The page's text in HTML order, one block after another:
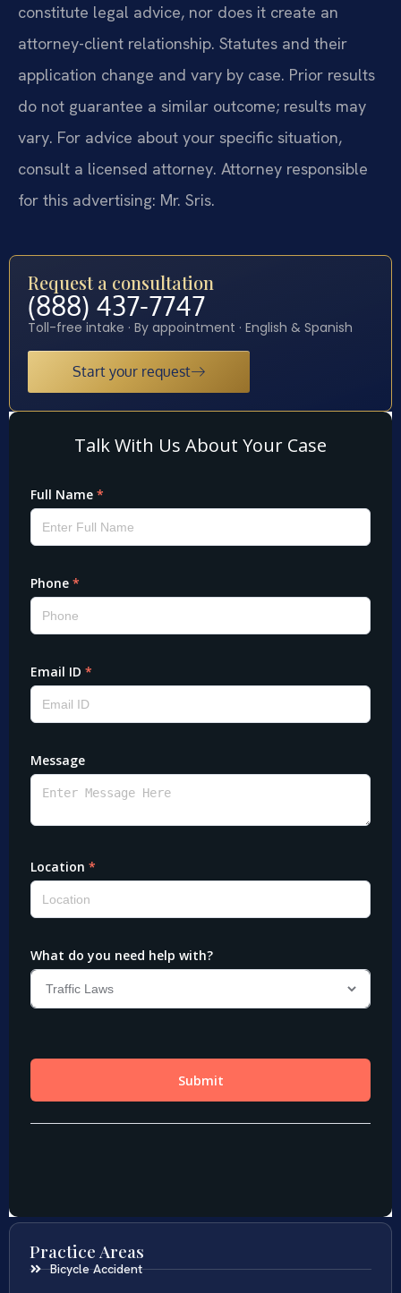
constitute legal advice, nor does it create an
attorney-client relationship. Statutes and their
application change and vary by case. Prior results
do not guarantee a similar outcome; results may
vary. For advice about your specific situation,
consult a licensed attorney. Attorney responsible
for this advertising: Mr. Sris.
Request a consultation
(888) 437-7747
Toll-free intake · By appointment · English & Spanish
Start your request
Practice Areas
Bicycle Accident